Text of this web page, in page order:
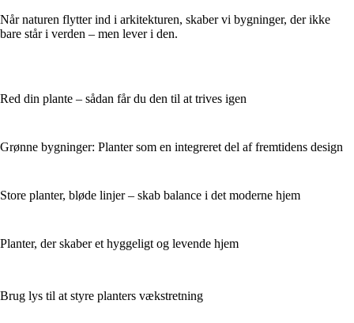
Når naturen flytter ind i arkitekturen, skaber vi bygninger, der ikke
bare står i verden – men lever i den.
Red din plante – sådan får du den til at trives igen
Grønne bygninger: Planter som en integreret del af fremtidens design
Store planter, bløde linjer – skab balance i det moderne hjem
Planter, der skaber et hyggeligt og levende hjem
Brug lys til at styre planters vækstretning